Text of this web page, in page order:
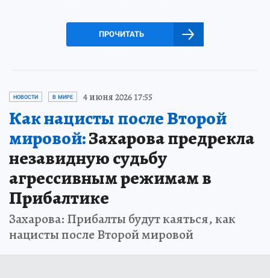
ПРОЧИТАТЬ
НОВОСТИ В МИРЕ 4 июня 2026 17:55
Как нацисты после Второй
мировой:Захарова предрекла
незавидную судьбу
агрессивным режимам в
Прибалтике
Захарова: Прибалты будут каяться, как
нацисты после Второй мировой